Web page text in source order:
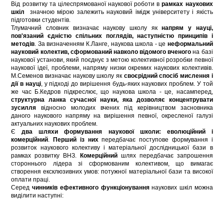
Від розвитку та цілеспрямованої наукової роботи врамках наукових
шкіл значною мірою залежить науковий імідж університету і якість
підготовки студентів.
Тлумачний словник визначає наукову школу якнапрям у науці,
пов'язаний єдністю спільних поглядів, наступністю принципів і
методів. За визначенням К.Ланге, наукова школа - це неформальний
науковий колектив, сформований навколо відомого вченого на базі
наукової установи, який поєднує з метою колективної розробки певної
наукової ідеї, проблеми, напряму низки окремих наукових колективів.
М.Семенов визначає наукову школу як своєрідний спосіб мислення і
дії в науці, у підході до вирішення будь-яких наукових проблем. У той
же час Б.Кедров підкреслює, що наукова школа - це, насамперед,
структурна ланка сучасної науки, яка дозволяє концентрувати
зусилля відносно молодих вчених під керівництвом засновника
даного наукового напряму на вирішення певної, окресленої галузі
актуальних наукових проблем.
Єдва шляхи формування наукової школи: еволюційний і
комерційний. Перший із нихпередбачає поступове формування і
розвиток наукового колективу і матеріальної дослідницької бази в
рамках розвитку ВНЗ.
Комерційний шлях передбачає запрошення
стороннього лідера зі сформованим колективом, що вимагає
створення ексклюзивних умов: потужної матеріальної бази та високої
оплати праці.
Середчинників ефективного функціонуваннянаукових шкіл можна
виділити наступні: